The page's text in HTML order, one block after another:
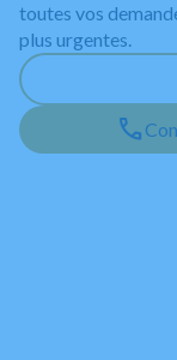
toutes vos
plus urgentes.